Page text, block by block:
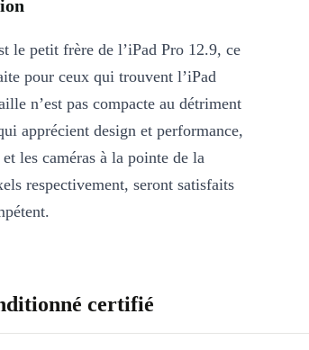
le petit frère de l’iPad Pro 12.9, ce
pour ceux qui trouvent l’iPad
n’est pas compacte au détriment
apprécient design et performance,
les caméras à la pointe de la
respectivement, seront satisfaits
certifié